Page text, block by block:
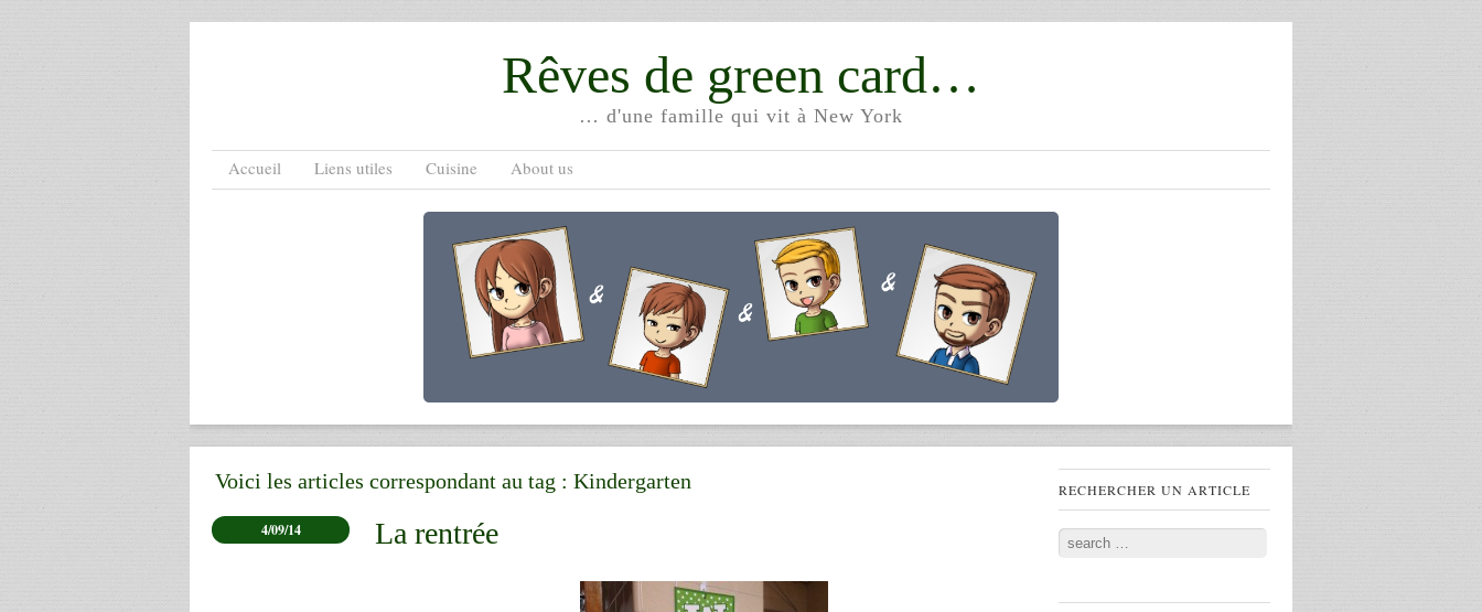
Rêves de green card…
… d'une famille qui vit à New York
Menu
Skip to content
Accueil Liens utiles Cuisine About us
Voici les articles correspondant au tag : Kindergarten
4/09/14 La rentrée
RECHERCHER UN ARTICLE
Search